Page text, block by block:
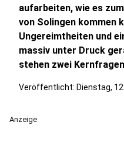
aufarbeiten, wie es
von Solingen kommen
Ungereimtheiten und
massiv unter Druck
stehen zwei
Veröffentlicht: Dienstag,
Anzeige